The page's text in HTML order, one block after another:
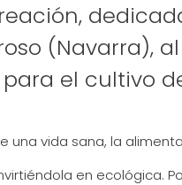
(Navarra),
el cultivo
una vida sana, la
en ecológica.